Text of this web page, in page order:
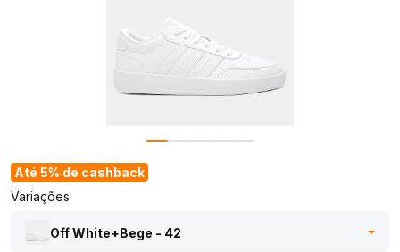
Até 5% de cashback
Variações
Off White+Bege - 42